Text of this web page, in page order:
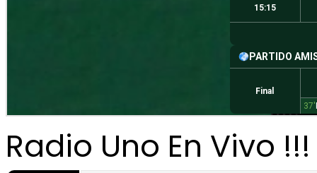
Radio Uno En Vivo !!!